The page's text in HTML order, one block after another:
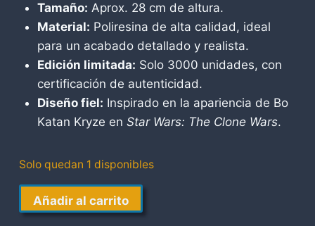
Tamaño: Aprox. 28 cm de altura.
Material: Poliresina de alta calidad, ideal
para un acabado detallado y realista.
Edición limitada: Solo 3000 unidades, con
certificación de autenticidad.
Diseño fiel: Inspirado en la apariencia de Bo
Katan Kryze en Star Wars: The Clone Wars.
Solo quedan 1 disponibles
Katan
Añadir al carrito